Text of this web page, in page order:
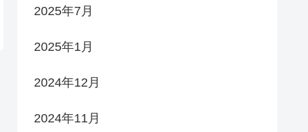
2025年7月
2025年1月
2024年12月
2024年11月